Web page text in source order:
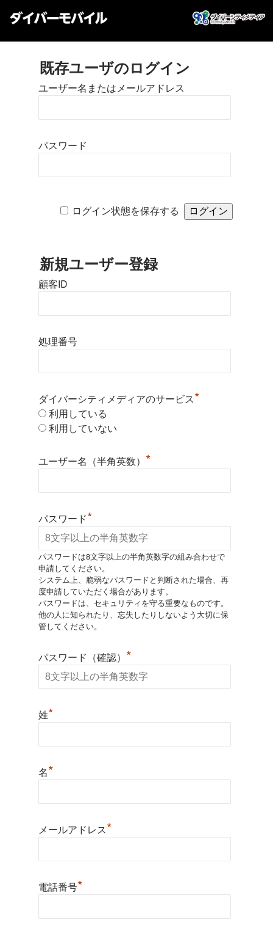
既存ユーザのログイン
ユーザー名またはメールアドレス
パスワード
ログイン状態を保存する
新規ユーザー登録
顧客ID
処理番号
ダイバーシティメディアのサービス*
利用している
利用していない
ユーザー名（半角英数） *
パスワード*
パスワードは8文字以上の半角英数字の組み合わせで
申請してください。
システム上、脆弱なパスワードと判断された場合、再
度申請していただく場合があります。
パスワードは、セキュリティを守る重要なものです。
他の人に知られたり、忘失したりしないよう大切に保
管してください。
パスワード（確認） *
姓*
名*
メールアドレス*
電話番号*